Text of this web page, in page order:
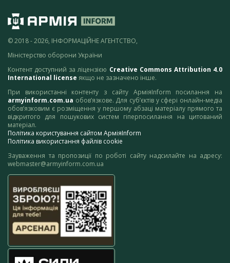
© 2018 - 2026, ІНФОРМАЦІЙНЕ АГЕНТСТВО,
Міністерство оборони України
Контент доступний за ліцензією Creative Commons Attribution 4.0
International license якщо не зазначено інше.
При використанні контенту з сайту АрміяInform посилання на
armyinform.com.ua обов’язкове. Для суб’єктів у сфері онлайн-медіа
обов’язковим є розміщення у першому абзаці матеріалу прямого та
відкритого для пошукових систем гіперпосилання на цитований
матеріал.
Політика користування сайтом АрміяInform
Політика використання файлів cookie
Зауваження та пропозиції по роботі сайту надсилайте на адресу:
webmaster@armyinform.com.ua